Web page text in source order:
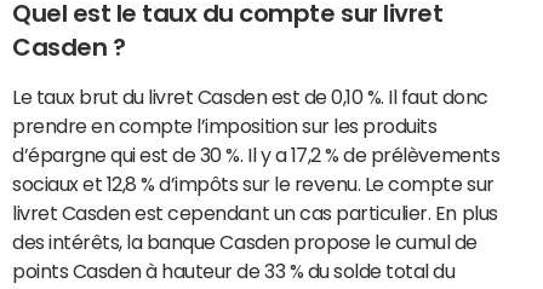
Quel est le taux du compte sur livret
Casden ?
Le taux brut du livret Casden est de 0,10 %. Il faut donc
prendre en compte l’imposition sur les produits
d’épargne qui est de 30 %. Il y a 17,2 % de prélèvements
sociaux et 12,8 % d’impôts sur le revenu. Le compte sur
livret Casden est cependant un cas particulier. En plus
des intérêts, la banque Casden propose le cumul de
points Casden à hauteur de 33 % du solde total du